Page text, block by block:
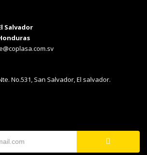
Salvador
No.531, San Salvador, El salvador.